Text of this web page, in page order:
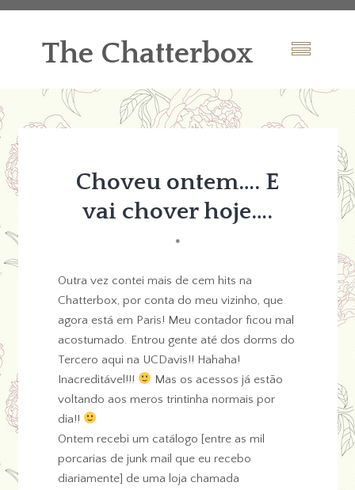
The Chatterbox
Choveu ontem…. E
vai chover hoje….
*
Outra vez contei mais de cem hits na
Chatterbox, por conta do meu vizinho, que
agora está em Paris! Meu contador ficou mal
acostumado. Entrou gente até dos dorms do
Tercero aqui na UCDavis!! Hahaha!
Inacreditável!!!
Mas os acessos já estão
voltando aos meros trintinha normais por
dia!!
Ontem recebi um catálogo [entre as mil
porcarias de junk mail que eu recebo
diariamente] de uma loja chamada